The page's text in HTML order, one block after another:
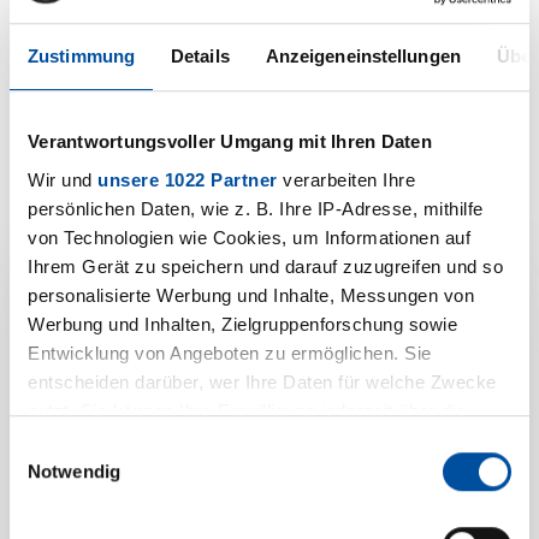
Zustimmung Details Anzeigeneinstellungen
Verantwortungsvoller Umgang mit Ihren Daten
Wir und unsere 1022 Partner verarbeiten Ihre
persönlichen Daten, wie z. B. Ihre IP-Adresse, mithilfe
von Technologien wie Cookies, um Informationen auf
Ihrem Gerät zu speichern und darauf zuzugreifen und so
personalisierte Werbung und Inhalte, Messungen von
Werbung und Inhalten, Zielgruppenforschung sowie
Entwicklung von Angeboten zu ermöglichen. Sie
entscheiden darüber, wer Ihre Daten für welche Zwecke
nutzt. Sie können Ihre Einwilligung jederzeit über die
Trigger Symbol ändern oder widerrufen
Notwendig
S 3507a/...-AS
PDF | 838 KB
Ihre
Produktanfrage zu
Wir freuen uns auf Sie und